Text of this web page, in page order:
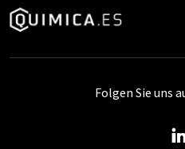
Folgen Sie uns